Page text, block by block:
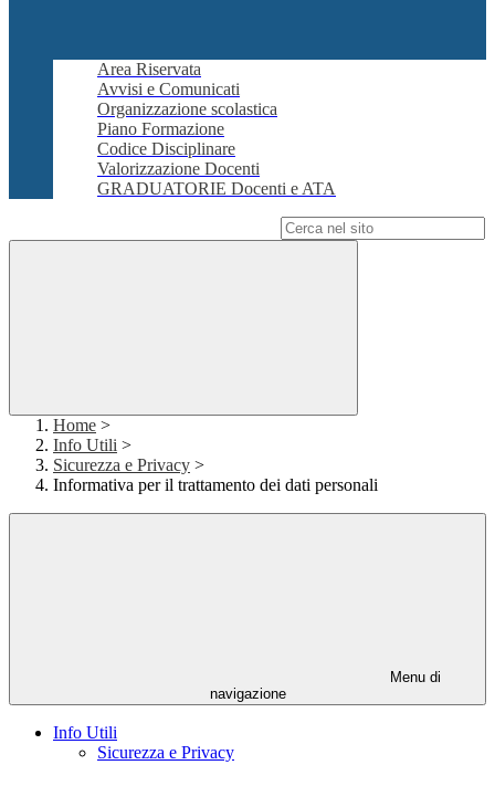
Area Riservata
Avvisi e Comunicati
Organizzazione scolastica
Piano Formazione
Codice Disciplinare
Valorizzazione Docenti
GRADUATORIE Docenti e ATA
Home >
Info Utili >
Sicurezza e Privacy >
Informativa per il trattamento dei dati personali
Menu di
navigazione
Info Utili
Sicurezza e Privacy